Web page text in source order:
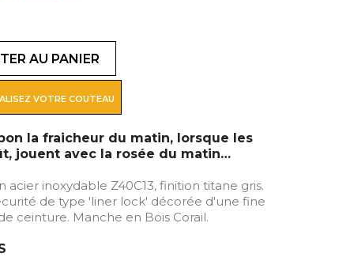
AU PANIER
VOTRE COUTEAU
la fraicheur du matin, lorsque les
jouent avec la rosée du matin…
acier inoxydable Z40C13, finition titane gris.
de type 'liner lock' décorée d'une fine
ceinture. Manche en Bois Corail.